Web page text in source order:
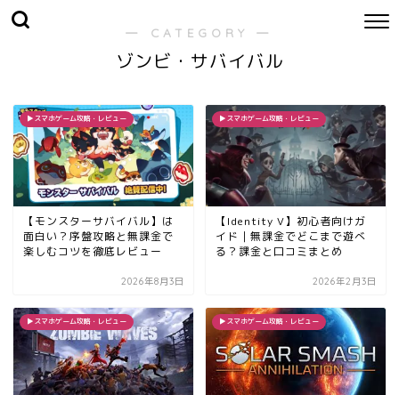
― CATEGORY ―
ゾンビ・サバイバル
▶︎スマホゲーム攻略・レビュー
【モンスターサバイバル】は
面白い？序盤攻略と無課金で
楽しむコツを徹底レビュー
2026年8月3日
▶︎スマホゲーム攻略・レビュー
【Identity V】初心者向けガ
イド｜無課金でどこまで遊べ
る？課金と口コミまとめ
2026年2月3日
▶︎スマホゲーム攻略・レビュー ▶︎スマホゲーム攻略・レビュー